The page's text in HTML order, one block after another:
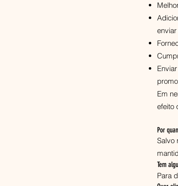
Em
efeito
Por
Salvo
Tem
Para